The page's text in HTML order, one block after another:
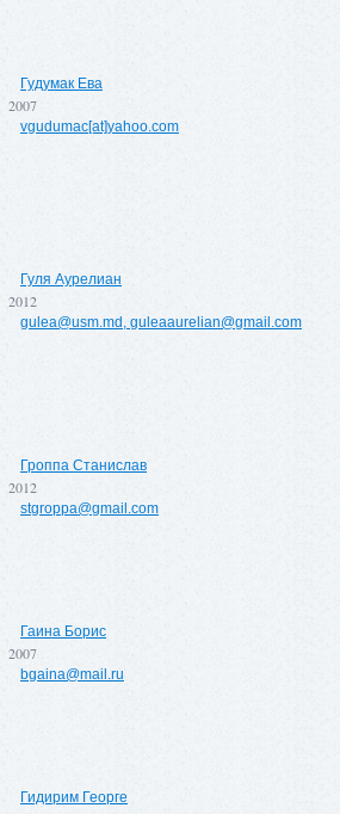
Гудумак Ева
2007
vgudumac[at]yahoo.com
Гуля Аурелиан
2012
gulea@usm.md , guleaaurelian@gmail.com
Гроппа Станислав
2012
stgroppa@gmail.com
Гаина Борис
2007
bgaina@mail.ru
Гидирим Георге